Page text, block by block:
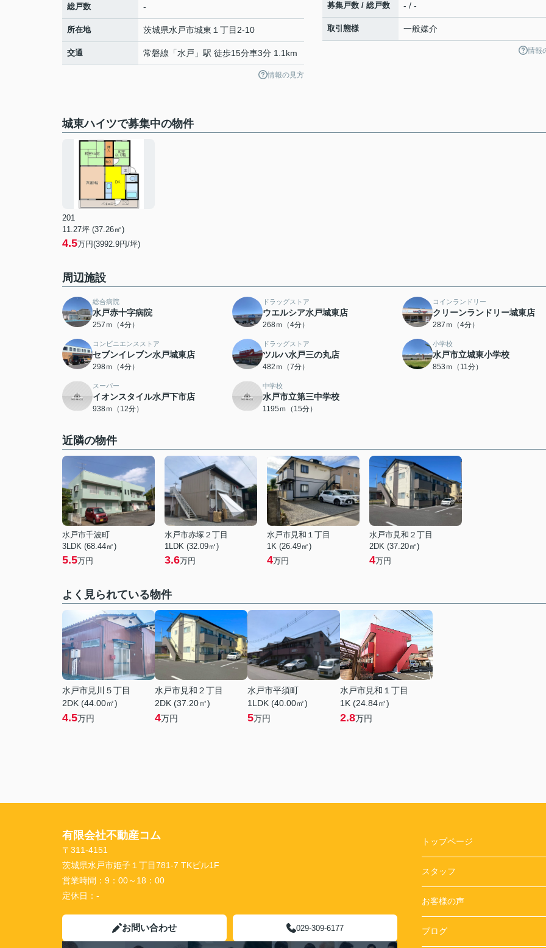
総戸数 -
所在地 茨城県水戸市城東 １丁目2-10
交通 常磐線 「水戸 」駅 徒歩15分車3分 1.1km
情報の見方
募集戸数 / 総戸数 - / -
取引態様 一般媒介
情報
城東ハイツで募集中の物件
201
11.27坪 (37.26㎡)
4.5万円(3992.9円/坪)
周辺施設
総合病院
水戸赤十字病院
257ｍ（4分）
ドラッグストア
ウエルシア水戸城東店
268ｍ（4分）
コインランドリー
クリーンランドリー城東店
287ｍ（4分）
コンビニエンスストア
セブンイレブン水戸城東店
298ｍ（4分）
ドラッグストア
ツルハ水戸三の丸店
482ｍ（7分）
小学校
水戸市立城東小学校
853ｍ（11分）
スーパー
イオンスタイル水戸下市店
938ｍ（12分）
中学校
水戸市立第三中学校
1195ｍ（15分）
近隣の物件
水戸市千波町
3LDK (68.44㎡)
5.5万円
水戸市赤塚２丁目
1LDK (32.09㎡)
3.6万円
水戸市見和１丁目
1K (26.49㎡)
4万円
水戸市見和２丁目
2DK (37.20㎡)
4万円
よく見られている物件
水戸市見川５丁目
2DK (44.00㎡)
4.5万円
水戸市見和２丁目
2DK (37.20㎡)
4万円
水戸市平須町
1LDK (40.00㎡)
5万円
水戸市見和１丁目
1K (24.84㎡)
2.8万円
有限会社不動産コム
〒311-4151
茨城県水戸市姫子１丁目781-7 TKビル1F
営業時間： 9：00～18：00
定休日： -
お問い合わせ 029-309-6177
トップページ
スタッフ
お客様の声
ブログ